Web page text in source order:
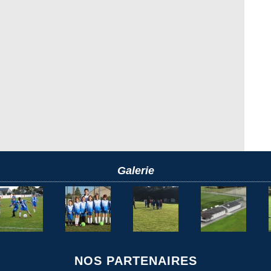
Galerie
NOS PARTENAIRES